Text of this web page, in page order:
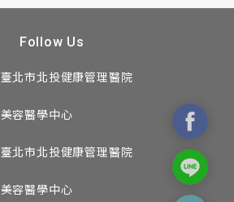
Follow Us
臺北市北投健康管理醫院
美容醫學中心
臺北市北投健康管理醫院
美容醫學中心